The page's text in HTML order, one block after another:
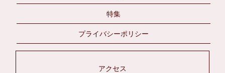
特集
プライバシーポリシー
アクセス